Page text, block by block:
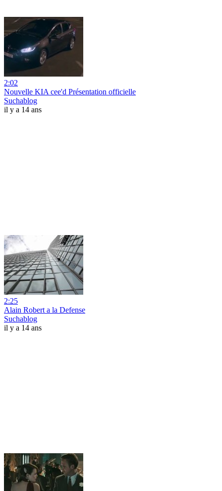
2:02
Nouvelle KIA cee'd Présentation officielle
Suchablog
il y a 14 ans
2:25
Alain Robert a la Defense
Suchablog
il y a 14 ans